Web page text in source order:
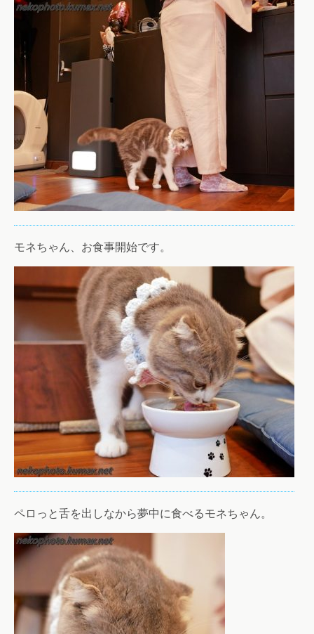
モネちゃん、お食事開始です。
ペロっと舌を出しなから夢中に食べるモネちゃん。